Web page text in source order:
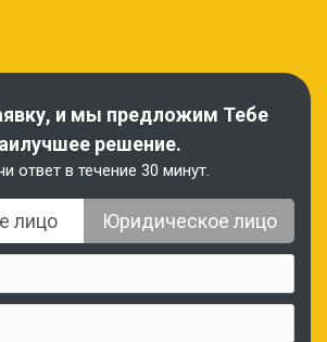
и мы предложим Тебе
решение.
ответ в течение 30 минут.
лицо Юридическое лицо